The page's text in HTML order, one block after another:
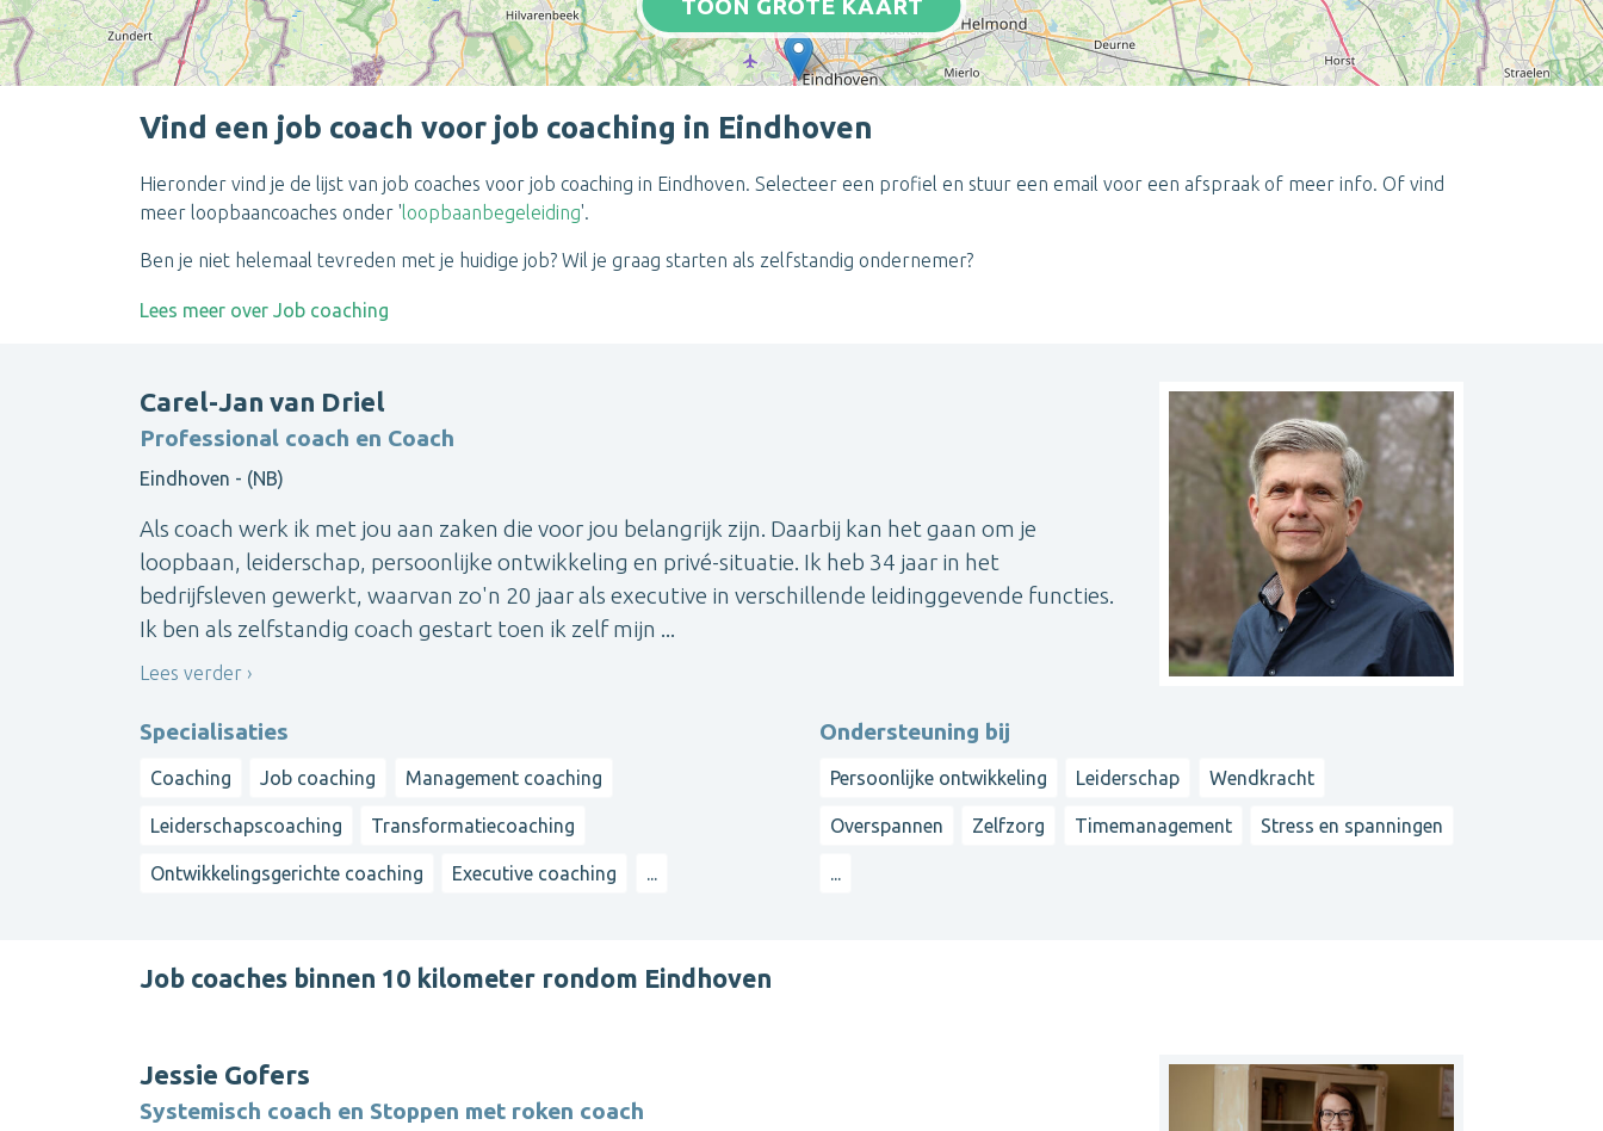
TOON GROTE KAART
Vind een job coach voor job coaching in Eindhoven
Hieronder vind je de lijst van job coaches voor job coaching in Eindhoven. Selecteer een profiel en stuur een email voor een afspraak of meer info. Of vind
meer loopbaancoaches onder 'loopbaanbegeleiding'.
Ben je niet helemaal tevreden met je huidige job? Wil je graag starten als zelfstandig ondernemer?
Lees meer over Job coaching
Carel-Jan van Driel
Professional coach en Coach
Eindhoven - (NB)
Als coach werk ik met jou aan zaken die voor jou belangrijk zijn. Daarbij kan het gaan om je
loopbaan, leiderschap, persoonlijke ontwikkeling en privé-situatie. Ik heb 34 jaar in het
bedrijfsleven gewerkt, waarvan zo'n 20 jaar als executive in verschillende leidinggevende functies.
Ik ben als zelfstandig coach gestart toen ik zelf mijn ...
Lees verder
Specialisaties
Coaching Job coaching Management coaching
Leiderschapscoaching Transformatiecoaching
Ontwikkelingsgerichte coaching Executive coaching ...
Ondersteuning bij
Persoonlijke ontwikkeling Leiderschap Wendkracht
Overspannen Zelfzorg Timemanagement Stress en spanningen
...
Job coaches binnen 10 kilometer rondom Eindhoven
Jessie Gofers
Systemisch coach en Stoppen met roken coach